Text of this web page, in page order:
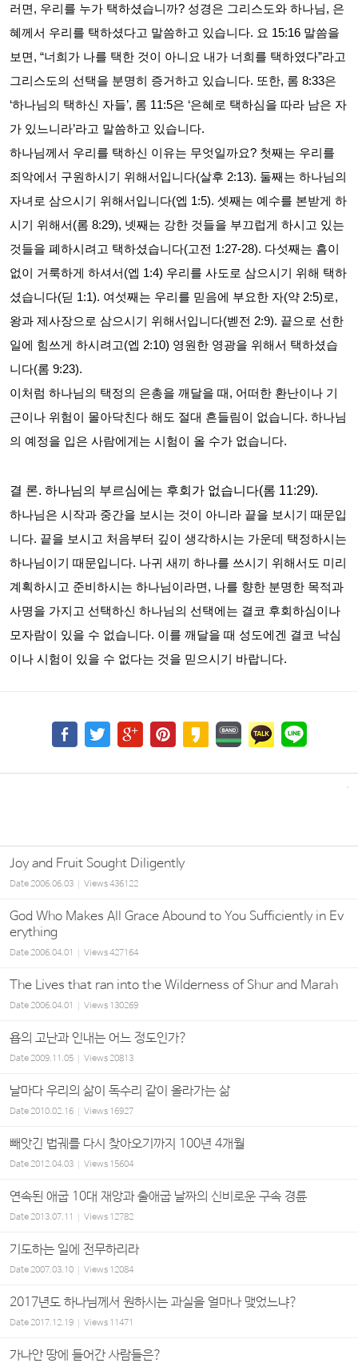
러면 , 우리를 누가 택하셨습니까? 성경은 그리스도와 하나님, 은
혜께서 우리를 택하셨다고 말씀하고 있습니다. 요 15:16 말씀을
보면 , “너희가 나를 택한 것이 아니요 내가 너희를 택하였다”라고
그리스도의 선택을 분명히 증거하고 있습니다. 또한, 롬 8:33은
‘하나님의 택하신 자들’, 롬 11:5은 ‘은혜로 택하심을 따라 남은 자
가 있느니라’라고 말씀하고 있습니다.
하나님께서 우리를 택하신 이유는 무엇일까요? 첫째는 우리를
죄악에서 구원하시기 위해서입니다(살후 2:13). 둘째는 하나님의
자녀로 삼으시기 위해서입니다(엡 1:5). 셋째는 예수를 본받게 하
시기 위해서 (롬 8:29), 넷째는 강한 것들을 부끄럽게 하시고 있는
것들을 폐하시려고 택하셨습니다(고전 1:27-28). 다섯째는 흠이
없이 거룩하게 하셔서 (엡 1:4) 우리를 사도로 삼으시기 위해 택하
셨습니다(딛 1:1). 여섯째는 우리를 믿음에 부요한 자(약 2:5)로,
왕과 제사장으로 삼으시기 위해서입니다(벧전 2:9). 끝으로 선한
일에 힘쓰게 하시려고(엡 2:10) 영원한 영광을 위해서 택하셨습
니다(롬 9:23).
이처럼 하나님의 택정의 은총을 깨달을 때 , 어떠한 환난이나 기
근이나 위험이 몰아닥친다 해도 절대 흔들림이 없습니다. 하나님
의 예정을 입은 사람에게는 시험이 올 수가 없습니다.
결 론. 하나님의 부르심에는 후회가 없습니다(롬 11:29).
하나님은 시작과 중간을 보시는 것이 아니라 끝을 보시기 때문입
니다. 끝을 보시고 처음부터 깊이 생각하시는 가운데 택정하시는
하나님이기 때문입니다. 나귀 새끼 하나를 쓰시기 위해서도 미리
계획하시고 준비하시는 하나님이라면 , 나를 향한 분명한 목적과
사명을 가지고 선택하신 하나님의 선택에는 결코 후회하심이나
모자람이 있을 수 없습니다. 이를 깨달을 때 성도에겐 결코 낙심
이나 시험이 있을 수 없다는 것을 믿으시기 바랍니다.
Joy and Fruit Sought Diligently
Date2006.06.03 Views436122
God Who Makes All Grace Abound to You Sufficiently in Ev
erything
Date2006.04.01 Views427164
The Lives that ran into the Wilderness of Shur and Marah
Date2006.04.01 Views 130269
욥의 고난과 인내는 어느 정도인가?
Date2009.11.05 Views20813
날마다 우리의 삶이 독수리 같이 올라가는 삶
Date2010.02.16 Views 16927
빼앗긴 법궤를 다시 찾아오기까지 100년 4개월
Date2012.04.03 Views 15604
연속된 애굽 10대 재앙과 출애굽 날짜의 신비로운 구속 경륜
Date2013.07.11 Views 12782
기도하는 일에 전무하리라
Date2007.03.10 Views 12084
2017년도 하나님께서 원하시는 과실을 얼마나 맺었느냐?
Date2017.12.19 Views 11471
가나안 땅에 들어간 사람들은?